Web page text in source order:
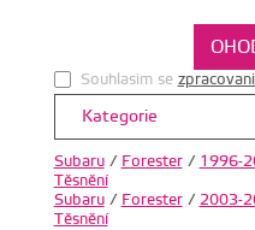
Souhlasim se
Kategorie
Subaru/ Forester/ 1996-
Těsnění
Subaru/ Forester/ 2003-
Těsnění